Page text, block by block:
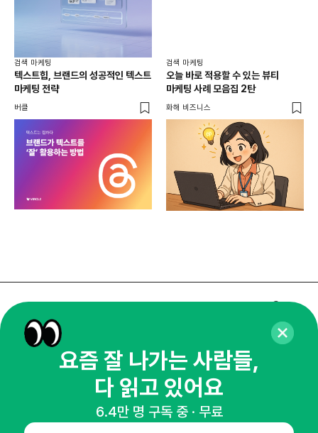
검색 마케팅
텍스트힙, 브랜드의 성공적인 텍스트
마케팅 전략
버클
검색 마케팅
오늘 바로 적용할 수 있는 뷰티
마케팅 사례 모음집 2탄
화해 비즈니스
매주 화요일 아침,
마케팅 감각을 깨워 드릴게요!
65,043명의 마케터를 성장시키는 뉴스레터
요즘 잘 나가는 사람들,
다 읽고 있어요
6.4만 명 구독 중 · 무료